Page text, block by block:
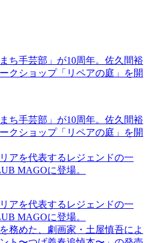
ち手芸部」が10周年。佐久間裕
クショップ「リペアの庭」を開
ち手芸部」が10周年。佐久間裕
クショップ「リペアの庭」を開
アを代表するレジェンドの一
MAGOに登場。
アを代表するレジェンドの一
MAGOに登場。
務めた、劇画家・土屋慎吾によ